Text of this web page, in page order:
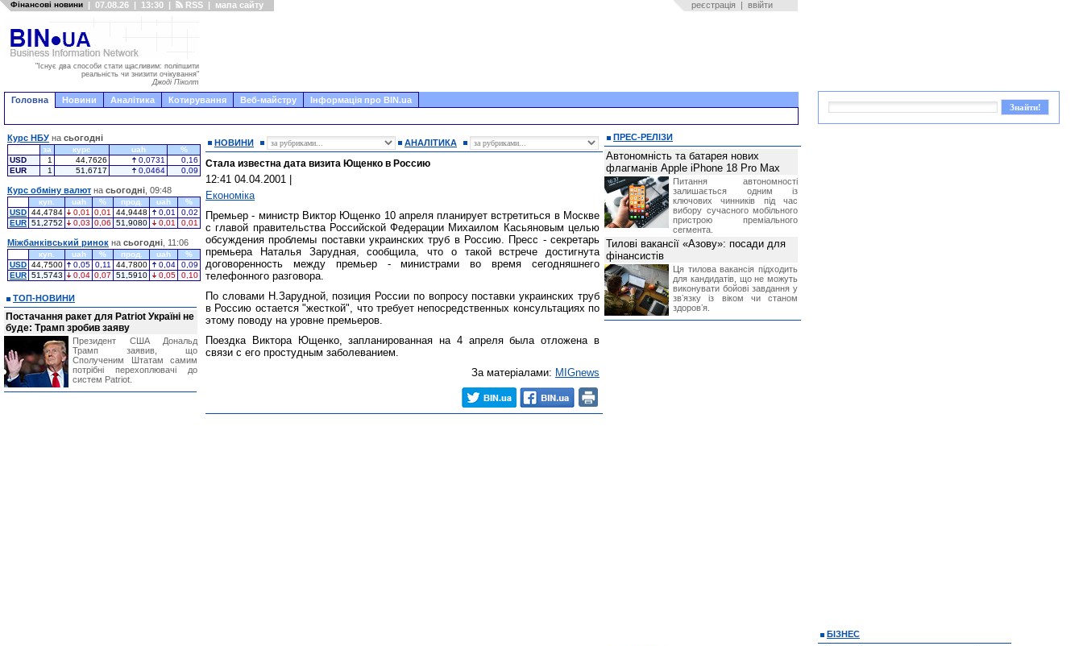
Фінансові новини | 07.08.26 | 13:30 | RSS | мапа сайту реєстрація | ввійти
"Існує два способи стати щасливим: поліпшити
реальність чи знизити очікування"
Джоді Піколт
Головна Новини Аналітика Котирування Веб-майстру Інформація про BIN.ua
НОВИНИ АНАЛІТИКА
Стала известна дата визита Ющенко в Россию
12:41 04.04.2001
Економіка
Премьер - министр Виктор Ющенко 10 апреля планирует встретиться в Москве
с главой правительства Российской Федерации Михаилом Касьяновым целью
обсуждения проблемы поставки украинских труб в Россию. Пресс - секретарь
премьера Наталья Зарудная, сообщила, что о такой встрече достигнута
договоренность между премьер - министрами во время сегодняшнего
телефонного разговора.
По словами Н.Зарудной, позиция России по вопросу поставки украинских труб
в Россию остается "жесткой", что требует непосредственных консультациях по
этому поводу на уровне премьеров.
Поездка Виктора Ющенко, запланированная на 4 апреля была отложена в
связи с его простудным заболеванием.
За матеріалами: MIGnews
Курс НБУ на сьогодні
за курс uah
%
USD
1 44,7626 0,0731
0,16
EUR
1 51,6717 0,0464 0,09
Курс обміну валют на сьогодні , 09:48
куп. uah % прод. uah
%
USD 44,4784 0,01 0,01 44,9448 0,01
0,02
EUR 51,2752 0,03 0,06 51,9080 0,01 0,01
Міжбанківський ринок на сьогодні , 11:06
куп. uah % прод. uah
%
USD 44,7500 0,05 0,11 44,7800 0,04
0,09
EUR 51,5743 0,04 0,07 51,5910 0,05 0,10
ТОП-НОВИНИ
Постачання ракет для Patriot Україні не
буде: Трамп зробив заяву
Президент США Дональд
Трамп заявив, що
Сполученим Штатам самим
потрібні перехоплювачі до
систем Patriot.
ПРЕС-РЕЛІЗИ
Автономність та батарея нових
флагманів Apple iPhone 18 Pro Max
Питання автономності
залишається одним із
ключових чинників під час
вибору сучасного мобільного
пристрою преміального
сегмента.
Тилові вакансії «Азову»: посади для
фінансистів
Ця тилова вакансія підходить
для кандидатів, що не можуть
виконувати бойові завдання у
звʼязку із віком чи станом
здоровʼя.
БІЗНЕС